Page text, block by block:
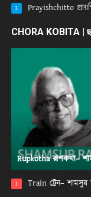
3 Prayishchitto
CHORA KOBITA |
Rupkotha রূপকথা–
1 Train ট্রেন–